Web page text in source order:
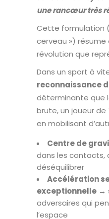
une rancœur très
Cette formulation
cerveau »)
révolution que
Dans un sport à
reconnaissance
déterminante que
brute, un joueur
en mobilisant
Centre de
dans les contacts,
déséquilibrer
Accélération
exceptionnelle →
adversaires qui
l’espace